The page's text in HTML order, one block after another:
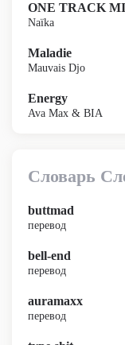
ONE TRACK
Naïka
Maladie
Mauvais Djo
Energy
Ava Max & BIA
Словарь
buttmad
перевод
bell-end
перевод
auramaxx
перевод